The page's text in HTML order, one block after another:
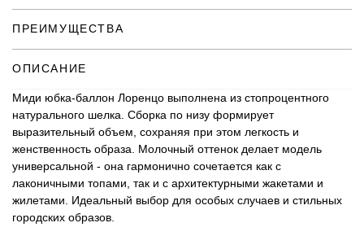
ПРЕИМУЩЕСТВА
ОПИСАНИЕ
Миди юбка-баллон Лоренцо выполнена из стопроцентного
натурального шелка. Сборка по низу формирует
выразительный объем, сохраняя при этом легкость и
женственность образа. Молочный оттенок делает модель
универсальной - она гармонично сочетается как с
лаконичными топами, так и с архитектурными жакетами и
жилетами. Идеальный выбор для особых случаев и стильных
городских образов.